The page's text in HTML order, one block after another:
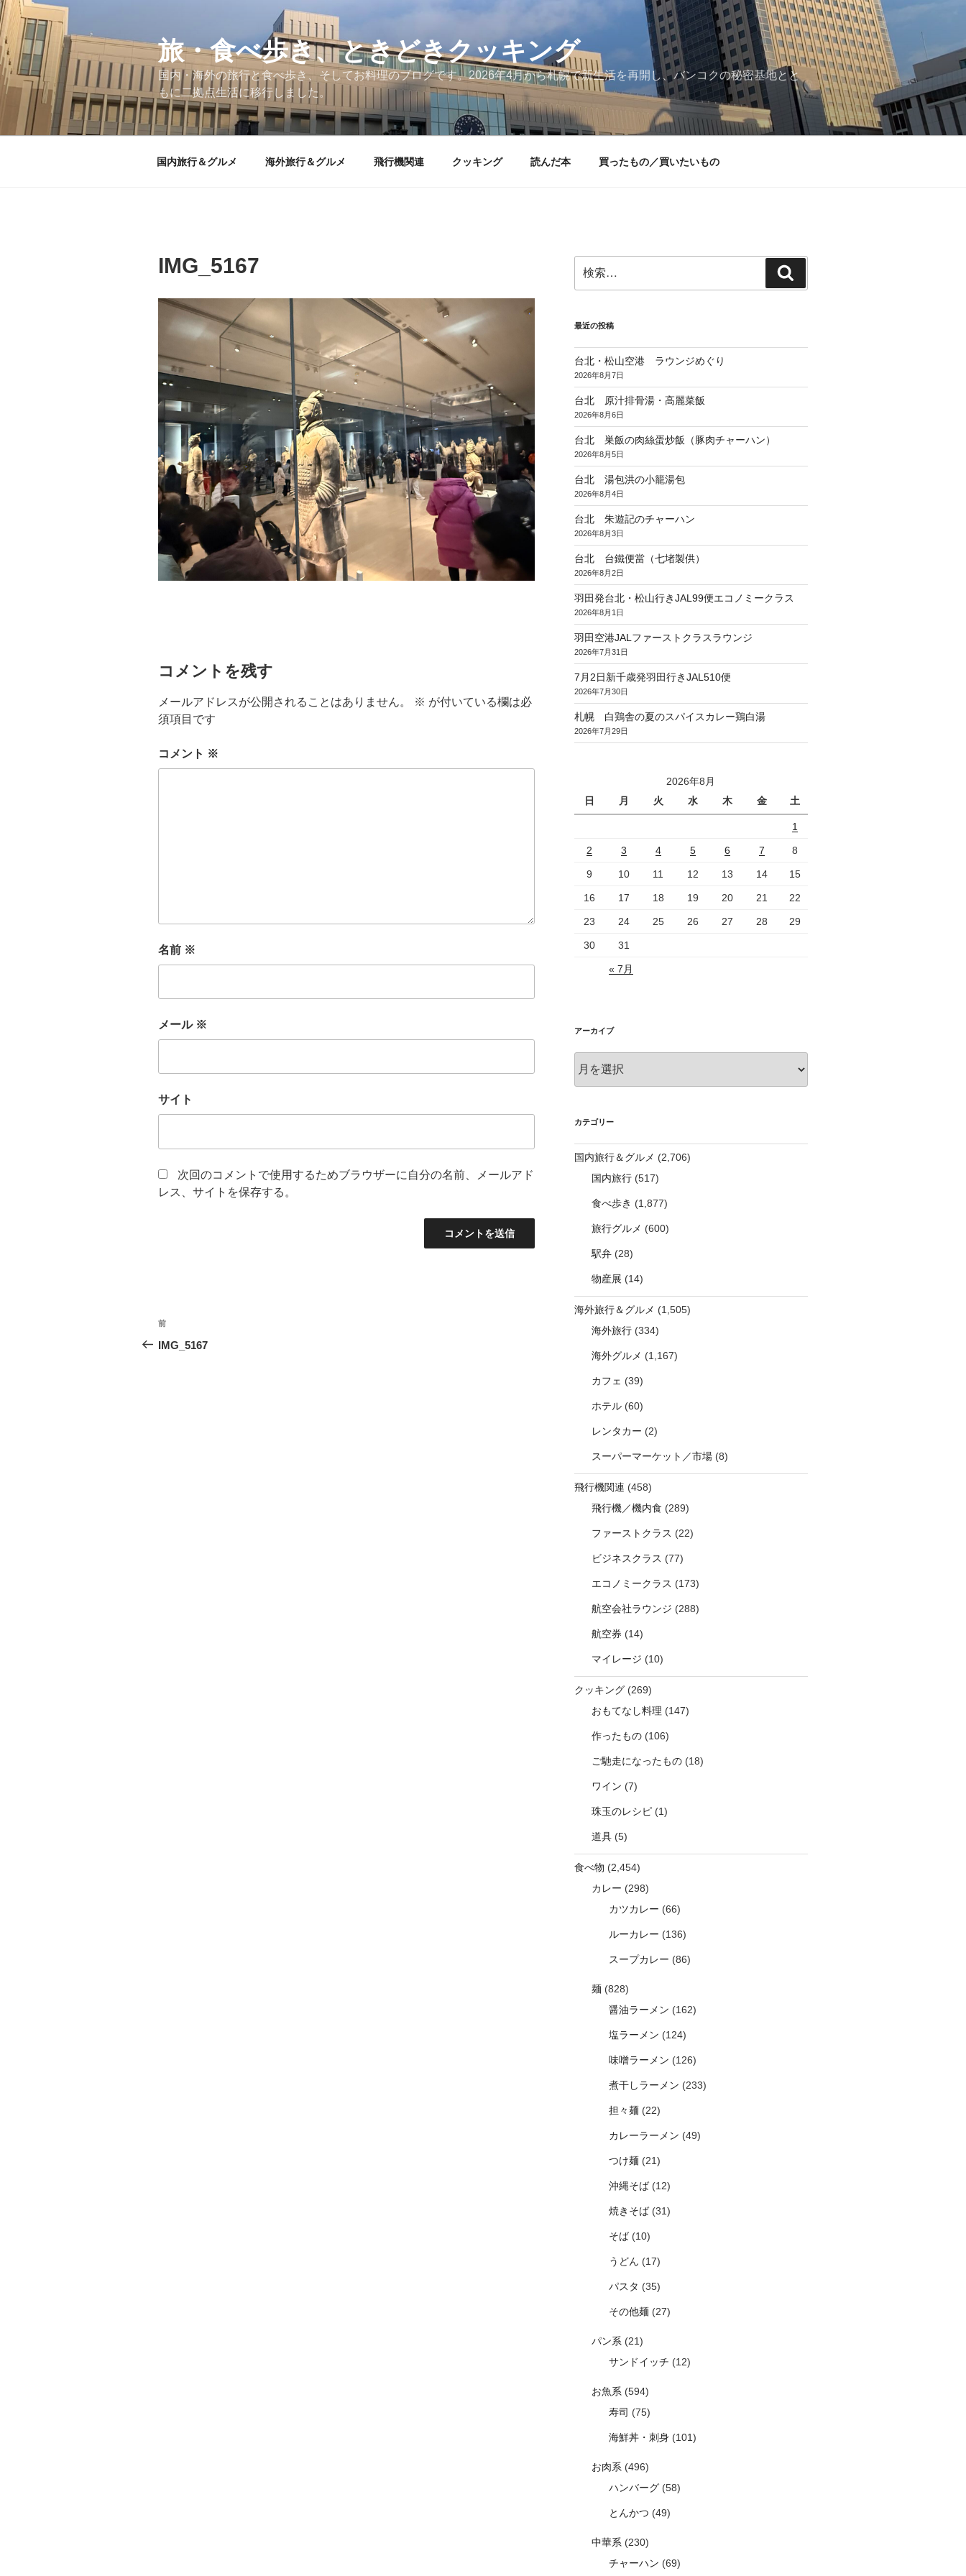
コ
ン
テ
ン
ツ
へ
旅・食べ歩き、ときどきクッキング
国内・海外の旅行と食べ歩き、そしてお料理のブログです。2026年4月から札幌で新生活を再開し、バンコクの秘密基地とと
もに二拠点生活に移行しました。
国内旅行＆グルメ 海外旅行＆グルメ 飛行機関連 クッキング 読んだ本 買ったもの／買いたいもの
IMG_5167
コメントを残す
メールアドレスが公開されることはありません。 ※ が付いている欄は必
須項目です
コメント ※
名前 ※
メール ※
サイト
次回のコメントで使用するためブラウザーに自分の名前、メールアド
レス、サイトを保存する。
投
稿
前
の
前
IMG_5167
索:
索
最近の投稿
台北・松山空港 ラウンジめぐり
2026年8月7日
台北 原汁排骨湯・高麗菜飯
2026年8月6日
台北 巣飯の肉絲蛋炒飯（豚肉チャーハン）
2026年8月5日
台北 湯包洪の小籠湯包
2026年8月4日
台北 朱遊記のチャーハン
2026年8月3日
台北 台鐵便當（七堵製供）
2026年8月2日
羽田発台北・松山行きJAL99便エコノミークラス
2026年8月1日
羽田空港JALファーストクラスラウンジ
2026年7月31日
7月2日新千歳発羽田行きJAL510便
2026年7月30日
札幌 白鶏舎の夏のスパイスカレー鶏白湯
2026年7月29日
2026年8月
日
月 火 水 木 金 土
1
2 3 4 5 6 7 8
9 10 11 12 13 14 15
16 17 18 19 20 21 22
23 24 25 26 27 28 29
30 31
« 7月
アーカイブ
ー
ブ
カテゴリー
国内旅行＆グルメ (2,706)
国内旅行(517)
食べ歩き (1,877)
旅行グルメ (600)
駅弁(28)
物産展 (14)
海外旅行＆グルメ (1,505)
海外旅行(334)
海外グルメ (1,167)
カフェ (39)
ホテル(60)
レンタカー (2)
スーパーマーケット／市場(8)
飛行機関連 (458)
飛行機／機内食 (289)
ファーストクラス (22)
ビジネスクラス (77)
エコノミークラス (173)
航空会社ラウンジ (288)
航空券 (14)
マイレージ (10)
クッキング(269)
おもてなし料理 (147)
作ったもの(106)
ご馳走になったもの(18)
ワイン (7)
珠玉のレシピ(1)
道具(5)
食べ物 (2,454)
カレー (298)
カツカレー (66)
ルーカレー (136)
スープカレー (86)
麺(828)
醤油ラーメン (162)
塩ラーメン (124)
味噌ラーメン (126)
煮干しラーメン (233)
担々麺(22)
カレーラーメン (49)
つけ麺(21)
沖縄そば(12)
焼きそば(31)
そば(10)
うどん (17)
パスタ (35)
その他麺(27)
パン系(21)
サンドイッチ (12)
お魚系(594)
寿司 (75)
海鮮丼・刺身(101)
お肉系(496)
ハンバーグ(58)
とんかつ (49)
中華系(230)
チャーハン (69)